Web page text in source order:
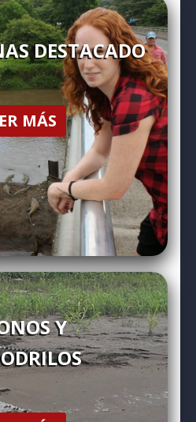
DESTACADO
MÁS
Y